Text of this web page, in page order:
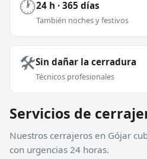
🕐24 h · 365 días
También noches y festivos
🛠️Sin dañar la cerradura
Técnicos profesionales
Servicios de
Nuestros cerrajeros en Gójar
con urgencias 24 horas.